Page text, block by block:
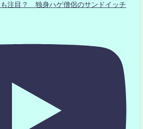
注目？ 独身ハゲ僧侶のサンドイッチ